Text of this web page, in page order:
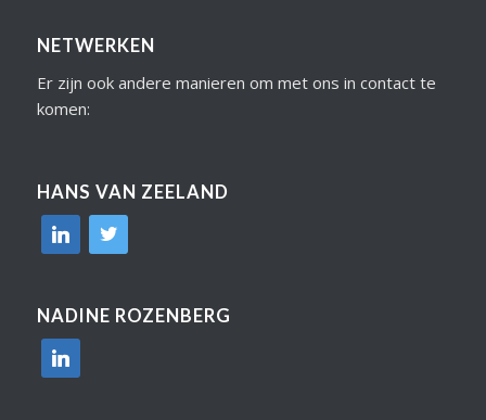
NETWERKEN
Er zijn ook andere manieren om met ons in contact te
komen:
HANS VAN ZEELAND
linkedin
twitter
NADINE ROZENBERG
linkedin